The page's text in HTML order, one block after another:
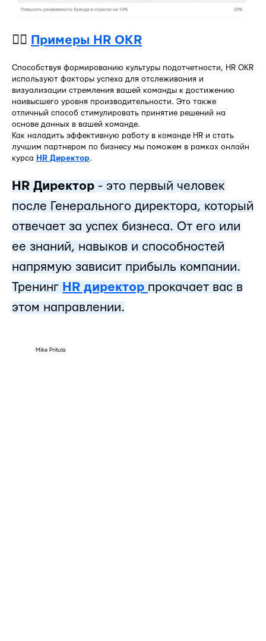
👉🏻 Примеры HR OKR
Способствуя формированию культуры подотчетности, HR OKR
используют факторы успеха для отслеживания и
визуализации стремления вашей команды к достижению
наивысшего уровня производительности. Это также
отличный способ стимулировать принятие решений на
основе данных в вашей команде.
Как наладить эффективную работу в команде HR и стать
лучшим партнером по бизнесу мы поможем в рамках онлайн
курса HR Директор.
HR Директор - это первый человек
после Генерального директора, который
отвечает за успех бизнеса. От его или
ее знаний, навыков и способностей
напрямую зависит прибыль компании.
Тренинг HR директор прокачает вас в
этом направлении.
Mike Pritula